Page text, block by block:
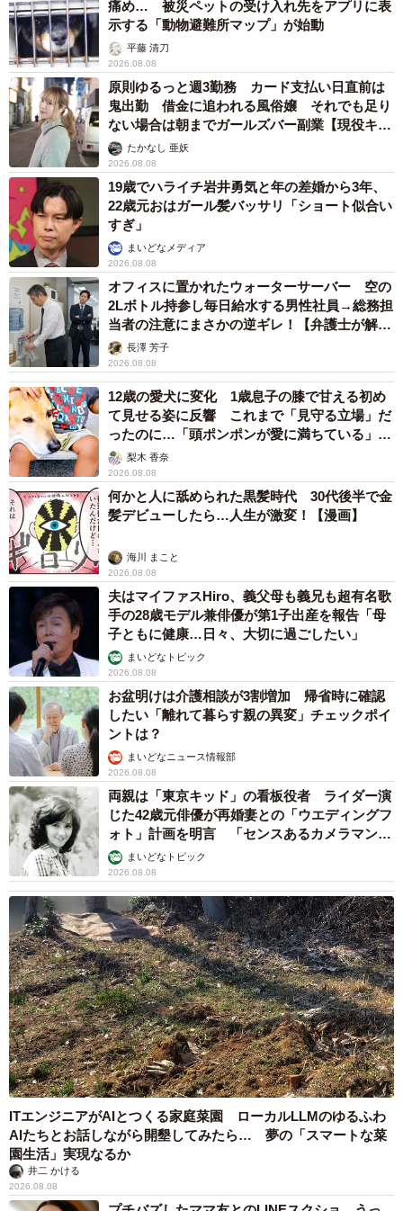
痛め… 被災ペットの受け入れ先をアプリに表
示する「動物避難所マップ」が始動
平藤 清刀
2026.08.08
原則ゆるっと週3勤務 カード支払い日直前は
鬼出勤 借金に追われる風俗嬢 それでも足り
ない場合は朝までガールズバー副業【現役キャ
ストに取材】
たかなし 亜妖
2026.08.08
19歳でハライチ岩井勇気と年の差婚から3年、
22歳元おはガール髪バッサリ「ショート似合い
すぎ」
まいどなメディア
2026.08.08
オフィスに置かれたウォーターサーバー 空の
2Lボトル持参し毎日給水する男性社員→総務担
当者の注意にまさかの逆ギレ！【弁護士が解
説】長澤 芳子
2026.08.08
12歳の愛犬に変化 1歳息子の膝で甘える初め
て見せる姿に反響 これまで「見守る立場」だ
ったのに…「頭ポンポンが愛に満ちている」
「尊…」
梨木 香奈
2026.08.08
何かと人に舐められた黒髪時代 30代後半で金
髪デビューしたら…人生が激変！【漫画】
海川 まこと
2026.08.08
夫はマイファスHiro、義父母も義兄も超有名歌
手の28歳モデル兼俳優が第1子出産を報告「母
子ともに健康…日々、大切に過ごしたい」
まいどなトピック
2026.08.08
お盆明けは介護相談が3割増加 帰省時に確認
したい「離れて暮らす親の異変」チェックポイ
ントは？
まいどなニュース情報部
2026.08.08
両親は「東京キッド」の看板役者 ライダー演
じた42歳元俳優が再婚妻との「ウエディングフ
ォト」計画を明言 「センスあるカメラマン求
む」まいどなトピック
2026.08.08
ITエンジニアがAIとつくる家庭菜園 ローカルLLMのゆるふわ
AIたちとお話しながら開墾してみたら… 夢の「スマートな菜
園生活」実現なるか
井二 かける
2026.08.08